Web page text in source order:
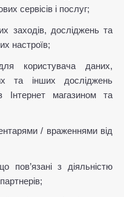
сервісів і послуг;
заходів, досліджень та
настроїв;
користувача даних,
та інших досліджень
Інтернет магазином та
/ враженнями від
пов’язані з діяльністю